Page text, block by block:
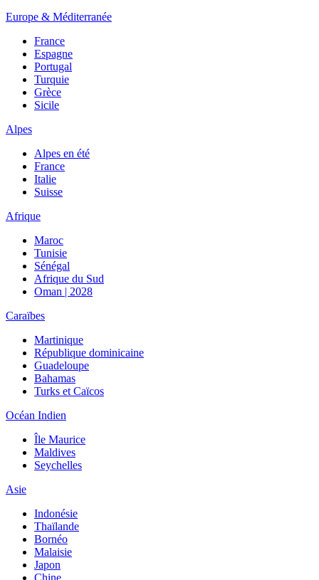
Europe & Méditerranée
France
Espagne
Portugal
Turquie
Grèce
Sicile
Alpes
Alpes en été
France
Italie
Suisse
Afrique
Maroc
Tunisie
Sénégal
Afrique du Sud
Oman | 2028
Caraïbes
Martinique
République dominicaine
Guadeloupe
Bahamas
Turks et Caïcos
Océan Indien
Île Maurice
Maldives
Seychelles
Asie
Indonésie
Thaïlande
Bornéo
Malaisie
Japon